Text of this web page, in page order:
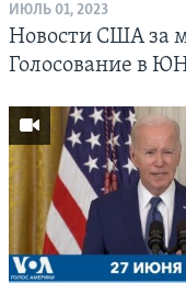
ИЮЛЬ 01, 2023
Новости США за
Голосование в